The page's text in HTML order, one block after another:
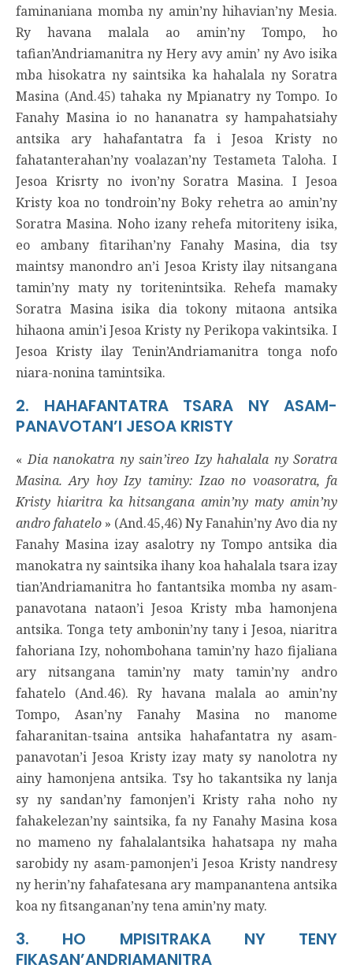
faminaniana momba ny amin’ny hihavian’ny Mesia.
Ry havana malala ao amin’ny Tompo, ho
tafian’Andriamanitra ny Hery avy amin’ ny Avo isika
mba hisokatra ny saintsika ka hahalala ny Soratra
Masina (And.45) tahaka ny Mpianatry ny Tompo. Io
Fanahy Masina io no hananatra sy hampahatsiahy
antsika ary hahafantatra fa i Jesoa Kristy no
fahatanterahan’ny voalazan’ny Testameta Taloha. I
Jesoa Krisrty no ivon’ny Soratra Masina. I Jesoa
Kristy koa no tondroin’ny Boky rehetra ao amin’ny
Soratra Masina. Noho izany rehefa mitoriteny isika,
eo ambany fitarihan’ny Fanahy Masina, dia tsy
maintsy manondro an’i Jesoa Kristy ilay nitsangana
tamin’ny maty ny toritenintsika. Rehefa mamaky
Soratra Masina isika dia tokony mitaona antsika
hihaona amin’i Jesoa Kristy ny Perikopa vakintsika. I
Jesoa Kristy ilay Tenin’Andriamanitra tonga nofo
niara-nonina tamintsika.
2. HAHAFANTATRA TSARA NY ASAM-
PANAVOTAN’I JESOA KRISTY
«Dia nanokatra ny sain’ireo Izy hahalala ny Soratra
Masina. Ary hoy Izy taminy: Izao no voasoratra, fa
Kristy hiaritra ka hitsangana amin’ny maty amin’ny
andro fahatelo » (And.45,46) Ny Fanahin’ny Avo dia ny
Fanahy Masina izay asalotry ny Tompo antsika dia
manokatra ny saintsika ihany koa hahalala tsara izay
tian’Andriamanitra ho fantantsika momba ny asam-
panavotana nataon’i Jesoa Kristy mba hamonjena
antsika. Tonga tety ambonin’ny tany i Jesoa, niaritra
fahoriana Izy, nohombohana tamin’ny hazo fijaliana
ary nitsangana tamin’ny maty tamin’ny andro
fahatelo (And.46). Ry havana malala ao amin’ny
Tompo, Asan’ny Fanahy Masina no manome
faharanitan-tsaina antsika hahafantatra ny asam-
panavotan’i Jesoa Kristy izay maty sy nanolotra ny
ainy hamonjena antsika. Tsy ho takantsika ny lanja
sy ny sandan’ny famonjen’i Kristy raha noho ny
fahakelezan’ny saintsika, fa ny Fanahy Masina kosa
no mameno ny fahalalantsika hahatsapa ny maha
sarobidy ny asam-pamonjen’i Jesoa Kristy nandresy
ny herin’ny fahafatesana ary mampanantena antsika
koa ny fitsanganan’ny tena amin’ny maty.
3. HO MPISITRAKA NY TENY
FIKASAN’ANDRIAMANITRA